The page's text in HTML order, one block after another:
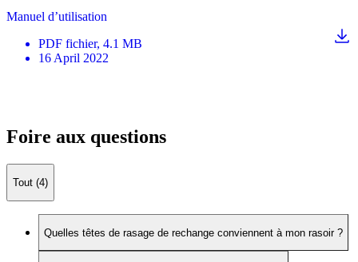
Manuel d’utilisation
PDF fichier, 4.1 MB
16 April 2022
Foire aux questions
Tout (4)
Quelles têtes de rasage de rechange conviennent à mon rasoir ?